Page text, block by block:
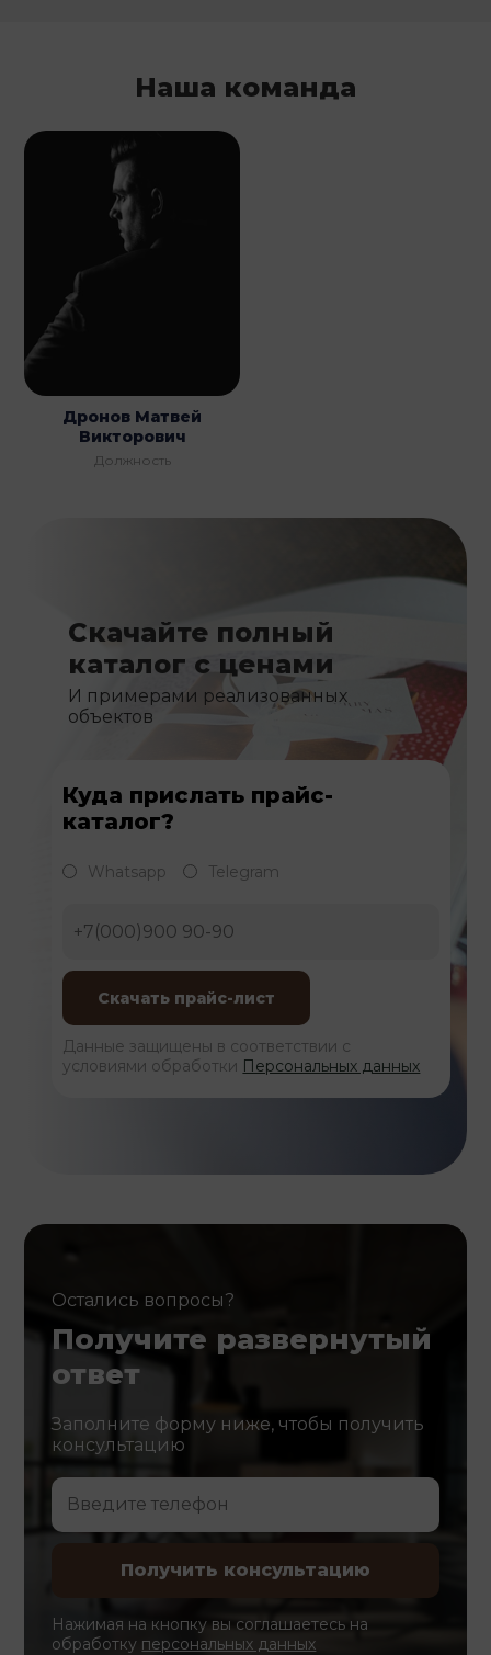
Наша команда
Дронов Матвей
Викторович
Должность
Скачайте полный
каталог с ценами
И примерами реализованных
объектов
Куда прислать прайс-
каталог?
Whatsapp Telegram
Данные защищены в соответствии с
условиями обработки Персональных данных
Остались вопросы?
Получите развернутый
ответ
Заполните форму ниже, чтобы получить
консультацию
Нажимая на кнопку вы соглашаетесь на
обработку персональных данных